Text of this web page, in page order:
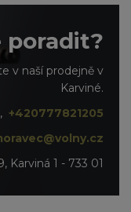
v naší prodejně v
Karviné.
, +420777821205
Karviná 1 - 733 01